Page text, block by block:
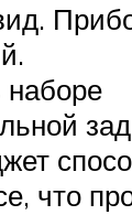
что